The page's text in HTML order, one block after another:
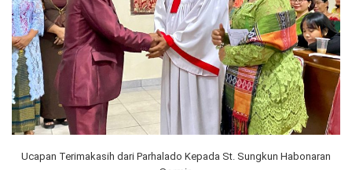
Ucapan Terimakasih dari Parhalado Kepada St. Sungkun Habonaran